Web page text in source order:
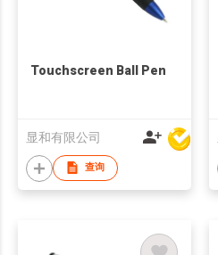
Touchscreen Ball Pen
显和有限公司
查询